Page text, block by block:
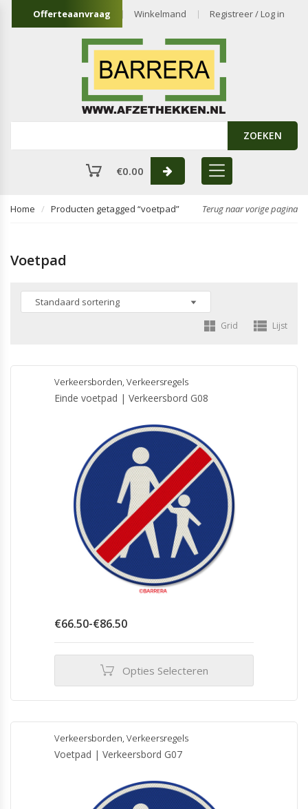
Offerteaanvraag Winkelmand Registreer / Log in
ZOEKEN
€0.00
Home Producten getagged “voetpad” Terug naar vorige pagina
Voetpad
Grid Lijst
Verkeersborden, Verkeersregels
Einde voetpad | Verkeersbord G08
€66.50-€86.50Prijsklasse:
€86.50
Opties Selecteren
heeft
meerdere
variaties.
Deze
Verkeersborden, Verkeersregels
Voetpad | Verkeersbord G07